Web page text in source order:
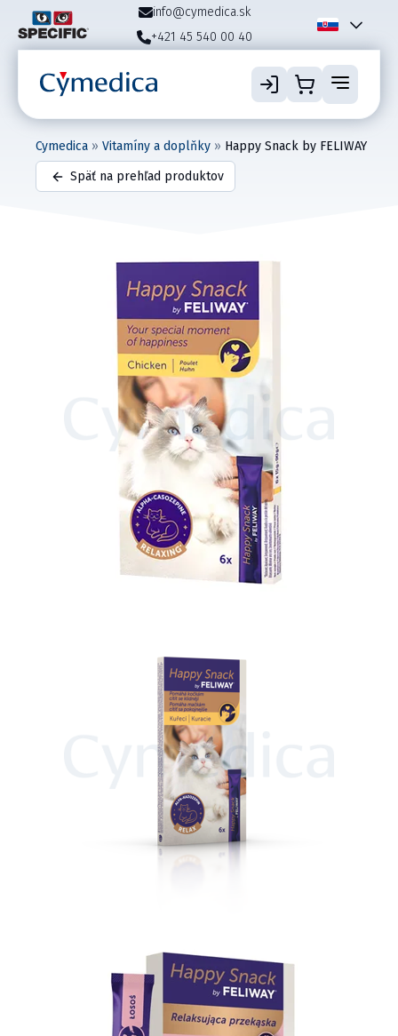
info@cymedica.sk
+421 45 540 00 40
Cymedica » Vitamíny a doplňky » Happy Snack by FELIWAY
Späť na prehľad produktov